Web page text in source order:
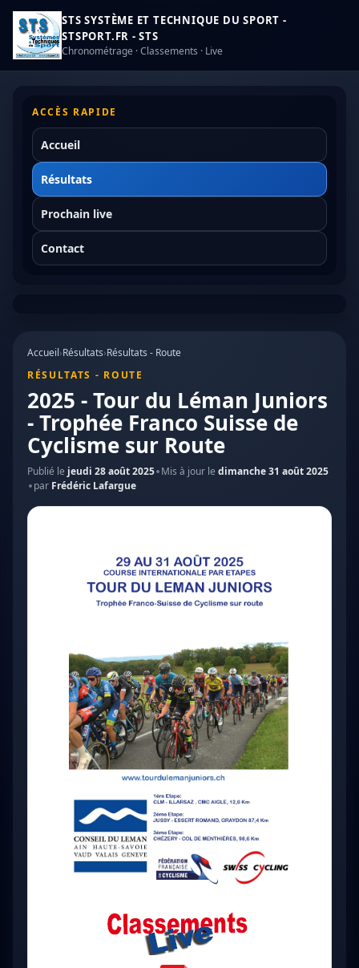
STS SYSTÈME ET TECHNIQUE DU SPORT -
STSPORT.FR - STS
Chronométrage · Classements · Live
ACCÈS RAPIDE
Accueil
Résultats
Prochain live
Contact
Accueil›Résultats›Résultats - Route
RÉSULTATS - ROUTE
2025 - Tour du Léman Juniors
- Trophée Franco Suisse de
Cyclisme sur Route
Publié le jeudi 28 août 2025 Mis à jour le dimanche 31 août 2025
par Frédéric Lafargue